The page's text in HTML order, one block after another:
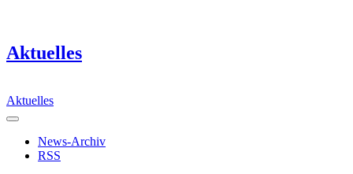
Aktuelles
Aktuelles
News-Archiv
RSS